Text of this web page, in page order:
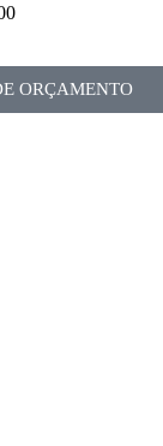
ORÇAMENTO